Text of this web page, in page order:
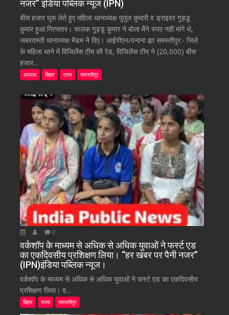
नजर” इंडिया पब्लिक न्यूज (IPN)
बीस हजार घूस लेते हुए महिला थानाध्यक्ष पुतुल कुमारी व ड्राइवर गुड्डू
कुमार हुआ गिरफ्तार। चालक गुड्डू कुमार ने बोला मैंने रुपए नहीं मांगे थे,
जबरदस्ती थानाध्यक्ष मैडम ने दिए। आईपीएन/वन्दना झा समस्तीपुर:- जिले
के महिला थाने में विजिलेंस टीम की रेड, विजिलेंस टीम ने (20,000) बीस
हजार...
अपराध बिहार राज्य समस्तीपुर
0
वर्कशॉप के माध्यम से अधिक से अधिक युवाओं ने फर्स्ट एड
का एकदिवसीय प्रशिक्षण लिया। “हर खबर पर पैनी नजर”
(IPN)इंडिया पब्लिक न्यूज।
वर्कशॉप के माध्यम से अधिक से अधिक युवाओं ने फर्स्ट एड का एकदिवसीय
प्रशिक्षण लिया। द...
बिहार राज्य समस्तीपुर